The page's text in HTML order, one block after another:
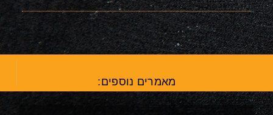
מאמרים נוספים: